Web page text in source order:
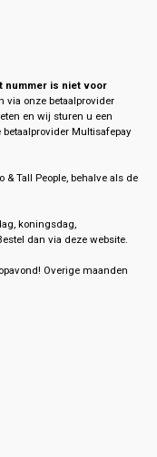
nummer is niet voor
via onze betaalprovider
en wij sturen u een
Multisafepay
& Tall People, behalve als de
koningsdag,
dan via deze website.
Overige maanden